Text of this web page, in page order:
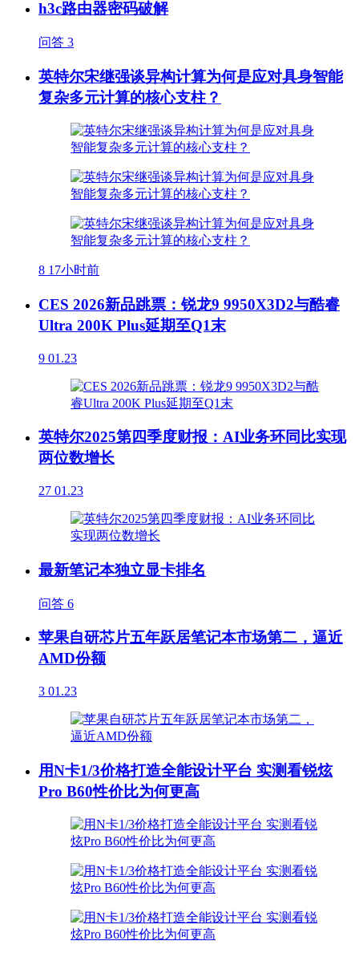
h3c路由器密码破解
问答 3
英特尔宋继强谈异构计算为何是应对具身智能
复杂多元计算的核心支柱？
8 17小时前
CES 2026新品跳票：锐龙9 9950X3D2与酷睿
Ultra 200K Plus延期至Q1末
9 01.23
英特尔2025第四季度财报：AI业务环同比实现
两位数增长
27 01.23
最新笔记本独立显卡排名
问答 6
苹果自研芯片五年跃居笔记本市场第二，逼近
AMD份额
3 01.23
用N卡1/3价格打造全能设计平台 实测看锐炫
Pro B60性价比为何更高